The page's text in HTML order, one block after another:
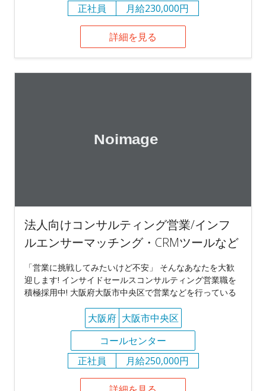
正社員
月給230,000円
詳細を見る
法人向けコンサルティング営業/インフ
ルエンサーマッチング・CRMツールなど
「営業に挑戦してみたいけど不安」 そんなあなたを大歓
迎します! インサイドセールスコンサルティング営業職を
積極採用中! 大阪府大阪市中央区で営業などを行っている
大阪府 大阪市中央区
コールセンター
正社員
月給250,000円